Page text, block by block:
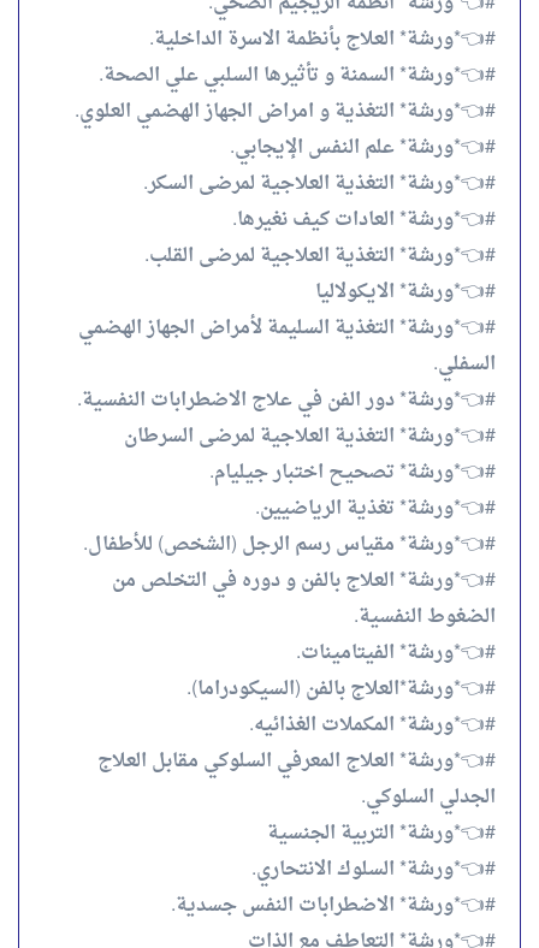
#👈*ورشة* العلاج بأنظمة الاسرة الداخلية.
#👈*ورشة* السمنة و تأثيرها السلبي علي الصحة.
#👈*ورشة* التغذية و امراض الجهاز الهضمي العلوي.
#👈*ورشة* علم النفس الإيجابي.
#👈*ورشة* التغذية العلاجية لمرضى السكر.
#👈*ورشة* العادات كيف نغيرها.
#👈*ورشة* التغذية العلاجية لمرضى القلب.
#👈*ورشة* الايكولاليا
#👈*ورشة* التغذية السليمة لأمراض الجهاز الهضمي
السفلي.
#👈*ورشة* دور الفن في علاج الاضطرابات النفسية.
#👈*ورشة* التغذية العلاجية لمرضى السرطان
#👈*ورشة* تصحيح اختبار جيليام.
#👈*ورشة* تغذية الرياضيين.
#👈*ورشة* مقياس رسم الرجل (الشخص) للأطفال.
#👈*ورشة* العلاج بالفن و دوره في التخلص من
الضغوط النفسية.
#👈*ورشة* الفيتامينات.
#👈*ورشة*العلاج بالفن (السيكودراما).
#👈*ورشة* المكملات الغذائيه.
#👈*ورشة* العلاج المعرفي السلوكي مقابل العلاج
الجدلي السلوكي.
#👈*ورشة* التربية الجنسية
#👈*ورشة* السلوك الانتحاري.
#👈*ورشة* الاضطرابات النفس جسدية.